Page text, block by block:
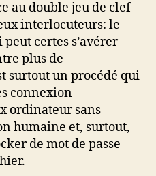
au double jeu de clef
interlocuteurs: le
certes s’avérer
plus de
surtout un procédé qui
connexion
ordinateur sans
humaine et, surtout,
de mot de passe